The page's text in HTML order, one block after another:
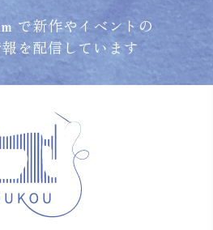
で新作やイベントの
を配信しています